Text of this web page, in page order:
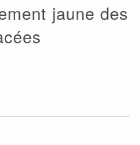
jaune des